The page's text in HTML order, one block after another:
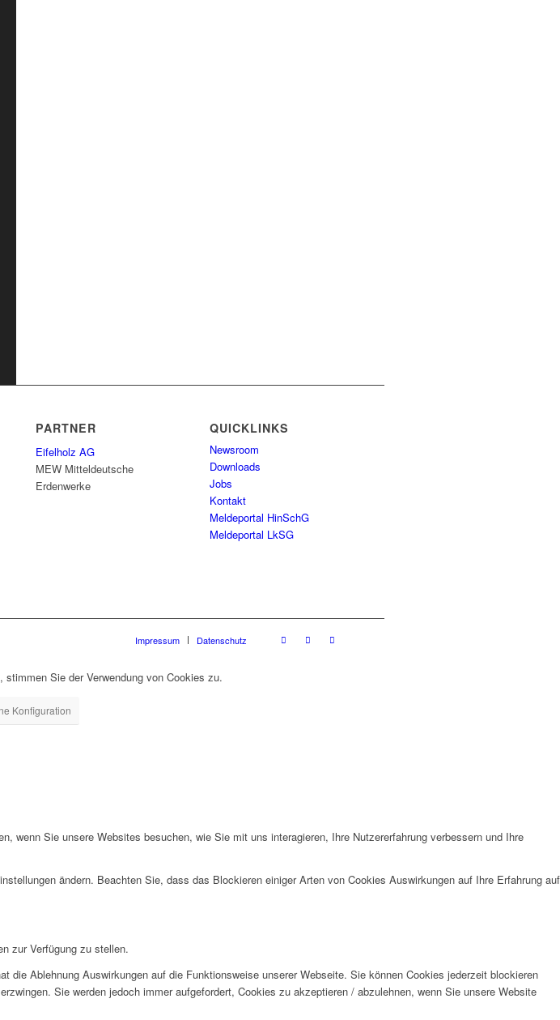
PARTNER
Eifelholz AG
MEW Mitteldeutsche
Erdenwerke
QUICKLINKS
Newsroom
Downloads
Jobs
Kontakt
Meldeportal HinSchG
Meldeportal LkSG
Impressum Datenschutz
Sie der Verwendung von Cookies zu.
Konfiguration
wenn Sie unsere Websites besuchen, wie Sie mit uns interagieren, Ihre Nutzererfahrung verbessern und Ihre
ändern. Beachten Sie, dass das Blockieren einiger Arten von Cookies Auswirkungen auf Ihre Erfahrung auf
zur Verfügung zu stellen.
Ablehnung Auswirkungen auf die Funktionsweise unserer Webseite. Sie können Cookies jederzeit blockieren
Sie werden jedoch immer aufgefordert, Cookies zu akzeptieren / abzulehnen, wenn Sie unsere Website